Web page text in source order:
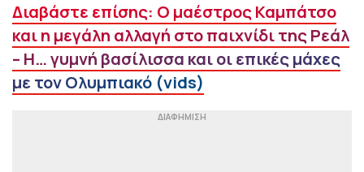
Διαβάστε επίσης: Ο μαέστρος Καμπάτσο
και η μεγάλη αλλαγή στο παιχνίδι της Ρεάλ
– Η… γυμνή βασίλισσα και οι επικές μάχες
με τον Ολυμπιακό (vids)